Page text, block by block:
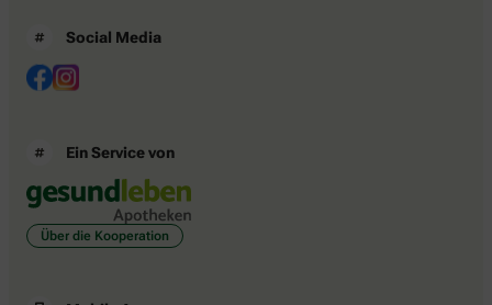
Social Media
Ein Service von
Über die Kooperation